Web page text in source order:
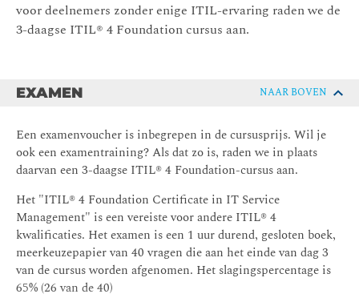
Verbeteren, Betrekken, Ontwerpen & overstappen,
Verkrijgen / Bouwen, Leveren & ondersteunen
verbetering (inclusief model voor continue verbetering);
Probleembeheer; Beheer van serviceaanvragen;
Servicedesk; Beheer van het serviceniveau
Het doel van de volgende ITIL-praktijken®: - Beheer
van informatiebeveiliging; Relatiebeheer; Beheer van
leveranciers; Beheer van beschikbaarheid; Beheer van
serviceconfiguratie; Beheer van IT-activa;
Bedrijfsanalyse; Beheer van de implementatie;
Monitoring en evenementenbeheer; Beheer van releases
voor deelnemers zonder enige ITIL-ervaring raden we de
3-daagse ITIL® 4 Foundation cursus aan.
EXAMEN NAAR BOVEN
Een examenvoucher is inbegrepen in de cursusprijs. Wil je
ook een examentraining? Als dat zo is, raden we in plaats
daarvan een 3-daagse ITIL® 4 Foundation-cursus aan.
Het "ITIL® 4 Foundation Certificate in IT Service
Management" is een vereiste voor andere ITIL® 4
kwalificaties. Het examen is een 1 uur durend, gesloten boek,
meerkeuzepapier van 40 vragen die aan het einde van dag 3
van de cursus worden afgenomen. Het slagingspercentage is
65% (26 van de 40)